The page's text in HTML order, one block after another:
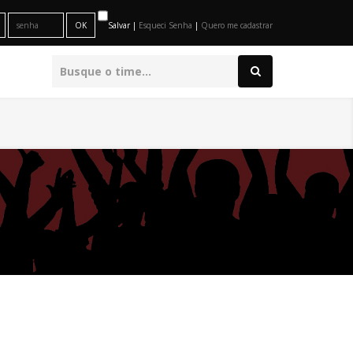
Salvar | Esqueci Senha | Quero me cadastrar